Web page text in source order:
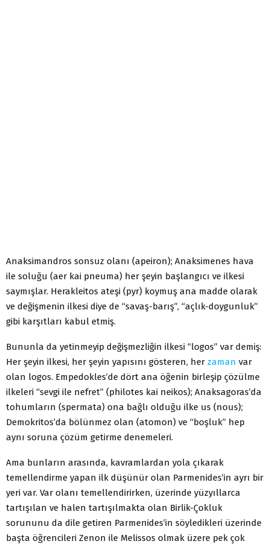
Anaksimandros sonsuz olanı (apeiron); Anaksimenes hava
ile soluğu (aer kai pneuma) her şeyin başlangıcı ve ilkesi
saymışlar. Herakleitos ateşi (pyr) koymuş ana madde olarak
ve değişmenin ilkesi diye de “savaş-barış”, “açlık-doygunluk”
gibi karşıtları kabul etmiş.
Bununla da yetinmeyip değişmezliğin ilkesi “logos” var demiş:
Her şeyin ilkesi, her şeyin yapısını gösteren, her zaman var
olan logos. Empedokles’de dört ana öğenin birleşip çözülme
ilkeleri “sevgi ile nefret” (philotes kai neikos); Anaksagoras’da
tohumların (spermata) ona bağlı olduğu ilke us (nous);
Demokritos’da bölünmez olan (atomon) ve “boşluk” hep
aynı soruna çözüm getirme denemeleri.
Ama bunların arasında, kavramlardan yola çıkarak
temellendirme yapan ilk düşünür olan Parmenides’in ayrı bir
yeri var. Var olanı temellendirirken, üzerinde yüzyıllarca
tartışılan ve halen tartışılmakta olan Birlik-Çokluk
sorununu da dile getiren Parmenides’in söyledikleri üzerinde
başta öğrencileri Zenon ile Melissos olmak üzere pek çok